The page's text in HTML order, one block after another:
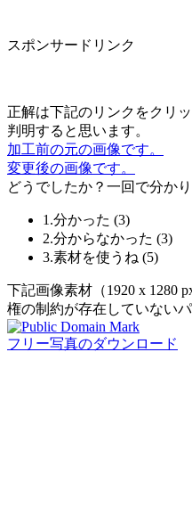
スポンサードリンク
正解は下記のリンクをクリ
判明すると思います。
加工前の元の画像です。
変更後の画像です。
どうでしたか？一回で分か
1.分かった (3)
2.分からなかった (3)
3.素材を使うね (5)
下記画像素材（1920 x 1280
権の制約が存在していない
フリー写真のダウンロード